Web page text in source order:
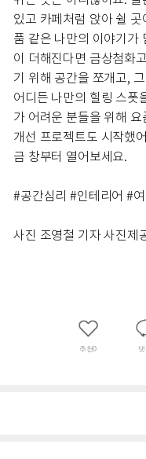
있고 카페처럼 앉아 쉴
품 같은 나만의 이야기가
이 더해진다면 금상첨화
기 위해 공간을 쪼개고,
어디든 나만의 힐링 스폿
가 어려운 분들을 위해
개선 프로젝트도 시작했
금 창부터 열어보세요.
#공간심리 #인테리어 #
사진 조영철 기자 사진제
추천0